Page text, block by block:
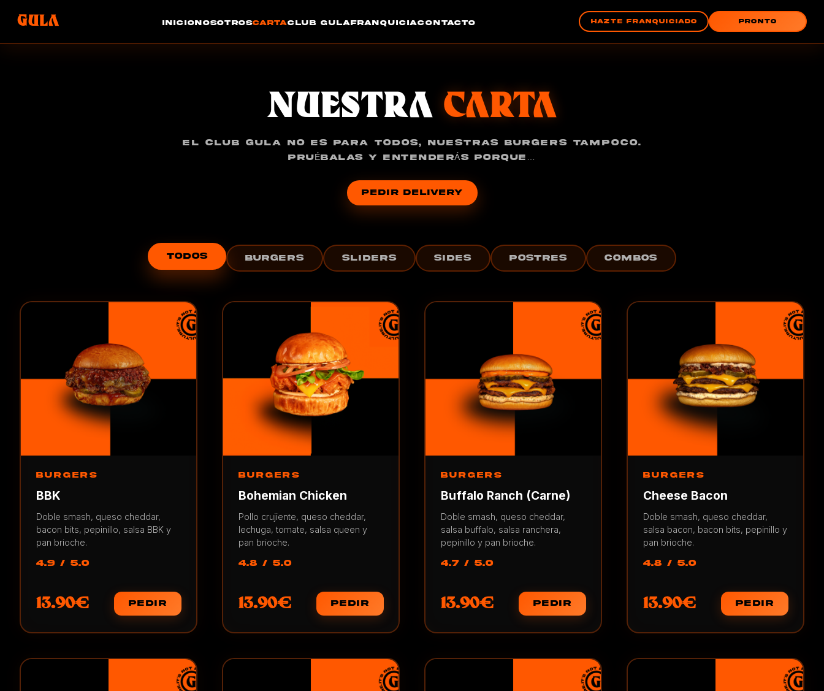
GULA INICIONOSOTROSCARTACLUB GULAFRANQUICIACONTACTO HAZTE FRANQUICIADO PRONTO
NUESTRA CARTA
EL CLUB GULA NO ES PARA TODOS, NUESTRAS BURGERS TAMPOCO.
PRUÉBALAS Y ENTENDERÁS PORQUE…
PEDIR DELIVERY
TODOS BURGERS SLIDERS SIDES POSTRES COMBOS
BURGERS
BBK
Doble smash, queso cheddar,
bacon bits, pepinillo, salsa BBK y
pan brioche.
4.9 / 5.0
13.90€ PEDIR
BURGERS
Bohemian Chicken
Pollo crujiente, queso cheddar,
lechuga, tomate, salsa queen y
pan brioche.
4.8 / 5.0
13.90€ PEDIR
BURGERS
Buffalo Ranch (Carne)
Doble smash, queso cheddar,
salsa buffalo, salsa ranchera,
pepinillo y pan brioche.
4.7 / 5.0
13.90€ PEDIR
BURGERS
Cheese Bacon
Doble smash, queso cheddar,
salsa bacon, bacon bits, pepinillo y
pan brioche.
4.8 / 5.0
13.90€ PEDIR